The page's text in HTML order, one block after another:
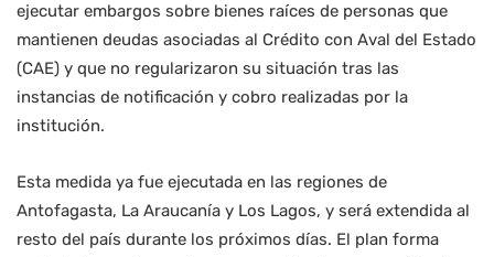
ejecutar embargos sobre bienes raíces de personas que
mantienen deudas asociadas al Crédito con Aval del Estado
(CAE) y que no regularizaron su situación tras las
instancias de notificación y cobro realizadas por la
institución.
Esta medida ya fue ejecutada en las regiones de
Antofagasta, La Araucanía y Los Lagos, y será extendida al
resto del país durante los próximos días. El plan forma